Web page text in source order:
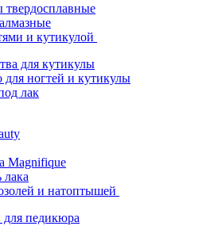
твердосплавные
и кутикулой
для кутикулы
для ногтей и кутикулы
лак
Magnifique
лака
и натоптышей
для педикюра